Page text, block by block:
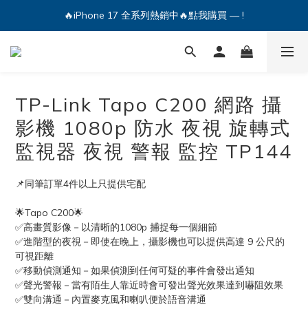
🔥iPhone 17 全系列熱銷中🔥點我購買 — !
💕加入Q哥 Line 新好友領優惠券！🎫
TP-Link Tapo C200 網路 攝
影機 1080p 防水 夜視 旋轉式
監視器 夜視 警報 監控 TP144
📌同筆訂單4件以上只提供宅配
🌟Tapo C200🌟
✅高畫質影像－以清晰的1080p 捕捉每一個細節
✅進階型的夜視－即使在晚上，攝影機也可以提供高達 9 公尺的
可視距離
✅移動偵測通知－如果偵測到任何可疑的事件會發出通知
✅聲光警報－當有陌生人靠近時會可發出聲光效果達到嚇阻效果
✅雙向溝通－內置麥克風和喇叭便於語音溝通